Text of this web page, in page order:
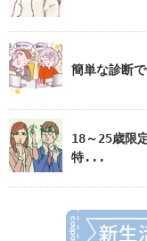
簡単な診断
18～25歳限
特...